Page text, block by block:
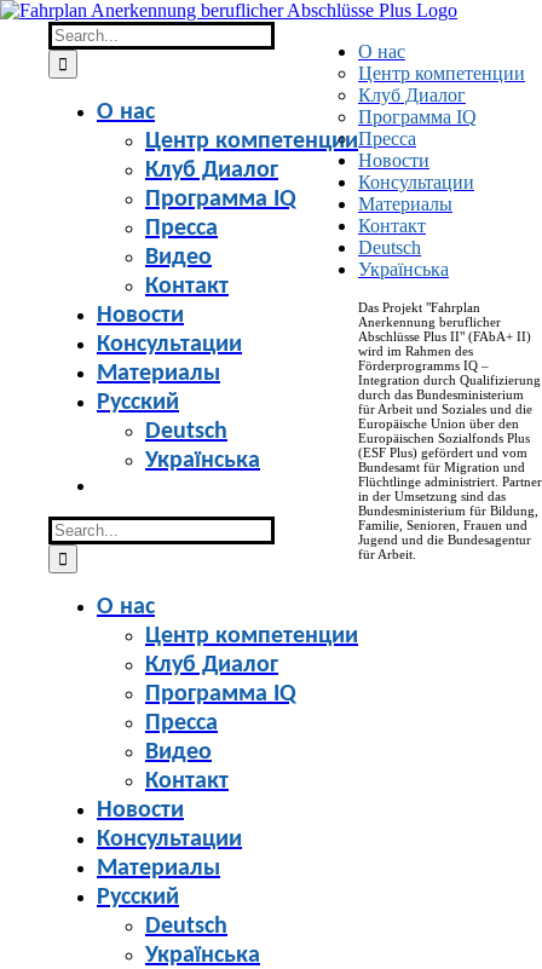
Skip
content
Search
for:
О нас
Центр компетенции
Клуб Диалог
Программа IQ
Пресса
Видео
Контакт
Новости
Консультации
Материалы
Русский
Deutsch
Українська
Search
for:
О нас
Центр компетенции
Клуб Диалог
Программа IQ
Пресса
Видео
Контакт
Новости
Консультации
Материалы
Русский
Deutsch
Українська
О нас
Центр компетенции
Клуб Диалог
Программа IQ
Пресса
Новости
Консультации
Материалы
Контакт
Deutsch
Українська
Das Projekt "Fahrplan
Anerkennung beruflicher
Abschlüsse Plus II" (FAbA+ II)
wird im Rahmen des
Förderprogramms IQ –
Integration durch Qualifizierung
durch das Bundesministerium
für Arbeit und Soziales und die
Europäische Union über den
Europäischen Sozialfonds Plus
(ESF Plus) gefördert und vom
Bundesamt für Migration und
Flüchtlinge administriert. Partner
in der Umsetzung sind das
Bundesministerium für Bildung,
Familie, Senioren, Frauen und
Jugend und die Bundesagentur
für Arbeit.